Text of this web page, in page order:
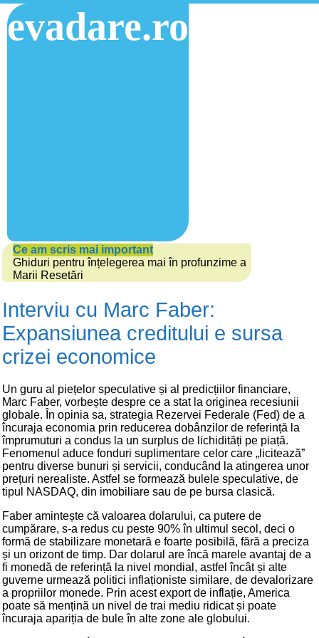
evadare.ro
Ce am scris mai important
Ghiduri pentru înțelegerea mai în profunzime a
Marii Resetări
Interviu cu Marc Faber:
Expansiunea creditului e sursa
crizei economice
Un guru al piețelor speculative și al predicțiilor financiare,
Marc Faber, vorbește despre ce a stat la originea recesiunii
globale. În opinia sa, strategia Rezervei Federale (Fed) de a
încuraja economia prin reducerea dobânzilor de referință la
împrumuturi a condus la un surplus de lichidități pe piață.
Fenomenul aduce fonduri suplimentare celor care „licitează”
pentru diverse bunuri și servicii, conducând la atingerea unor
prețuri nerealiste. Astfel se formează bulele speculative, de
tipul NASDAQ, din imobiliare sau de pe bursa clasică.
Faber amintește că valoarea dolarului, ca putere de
cumpărare, s-a redus cu peste 90% în ultimul secol, deci o
formă de stabilizare monetară e foarte posibilă, fără a preciza
și un orizont de timp. Dar dolarul are încă marele avantaj de a
fi monedă de referință la nivel mondial, astfel încât și alte
guverne urmează politici inflaționiste similare, de devalorizare
a propriilor monede. Prin acest export de inflație, America
poate să mențină un nivel de trai mediu ridicat și poate
încuraja apariția de bule în alte zone ale globului.